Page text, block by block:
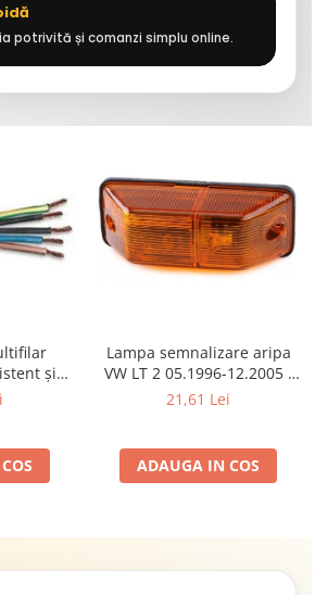
potrivită și comanzi simplu online.
și
12V-
Lampa semnalizare aripa
VW LT 2 05.1996-12.2005 ;
Mercedes Sprinter 1995-
Neoplan Euroliner,
Starliner,Centroliner,
21,61 Lei
ADAUGA IN COS